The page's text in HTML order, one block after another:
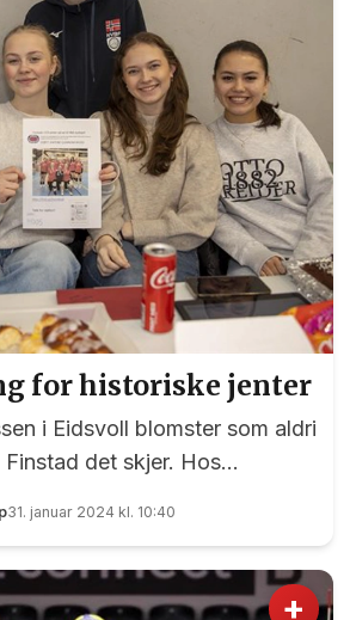
for historiske jenter
i Eidsvoll blomster som aldri
det skjer. Hos
et eneste fotballag har
tatt helt av, og nå er
et lite skjær i sjøen, nemlig
31. januar 2024 kl. 10:40
+